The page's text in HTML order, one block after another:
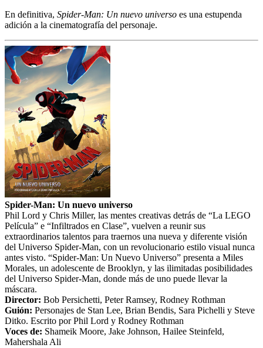
En definitiva, Spider-Man: Un nuevo universo es una estupenda
adición a la cinematografía del personaje.
Spider-Man: Un nuevo universo
Phil Lord y Chris Miller, las mentes creativas detrás de “La LEGO
Película” e “Infiltrados en Clase”, vuelven a reunir sus
extraordinarios talentos para traernos una nueva y diferente visión
del Universo Spider-Man, con un revolucionario estilo visual nunca
antes visto. “Spider-Man: Un Nuevo Universo” presenta a Miles
Morales, un adolescente de Brooklyn, y las ilimitadas posibilidades
del Universo Spider-Man, donde más de uno puede llevar la
máscara.
Director: Bob Persichetti, Peter Ramsey, Rodney Rothman
Guión: Personajes de Stan Lee, Brian Bendis, Sara Pichelli y Steve
Ditko. Escrito porPhil Lord y Rodney Rothman
Voces de: Shameik Moore, Jake Johnson, Hailee Steinfeld,
Mahershala Ali